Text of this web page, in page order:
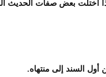
اختلت بعض صفات الحديث